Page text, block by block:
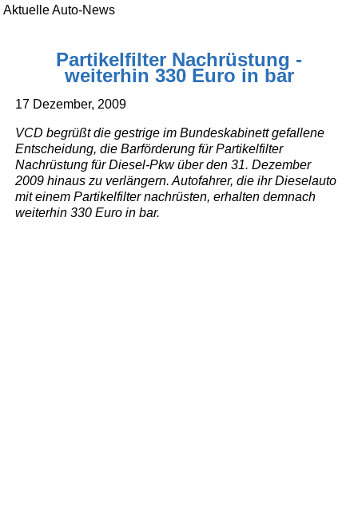
Aktuelle Auto-News
Partikelfilter Nachrüstung -
weiterhin 330 Euro in bar
17 Dezember, 2009
VCD begrüßt die gestrige im Bundeskabinett gefallene
Entscheidung, die Barförderung für Partikelfilter
Nachrüstung für Diesel-Pkw über den 31. Dezember
2009 hinaus zu verlängern. Autofahrer, die ihr Dieselauto
mit einem Partikelfilter nachrüsten, erhalten demnach
weiterhin 330 Euro in bar.